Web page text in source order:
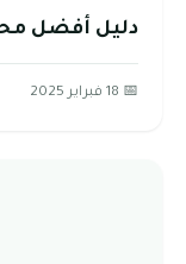
دليل أفضل
📅 18 فبراير 2025